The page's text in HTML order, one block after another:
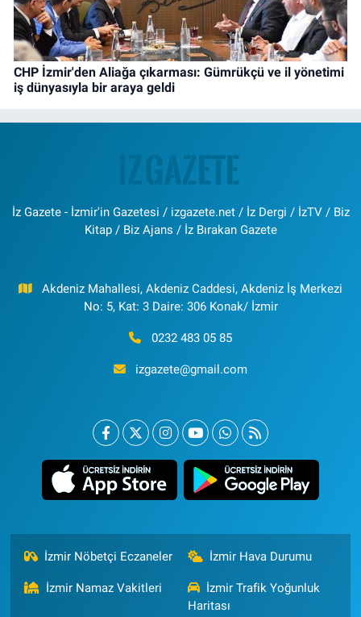
CHP İzmir'den Aliağa çıkarması: Gümrükçü ve il yönetimi
iş dünyasıyla bir araya geldi
İz Gazete - İzmir'in Gazetesi / izgazete.net / İz Dergi / İzTV / Biz
Kitap / Biz Ajans / İz Bırakan Gazete
Akdeniz Mahallesi, Akdeniz Caddesi, Akdeniz İş Merkezi
No: 5, Kat: 3 Daire: 306 Konak/ İzmir
0232 483 05 85
izgazete@gmail.com
İzmir Nöbetçi Eczaneler İzmir Hava Durumu
İzmir Namaz Vakitleri
İzmir Trafik Yoğunluk
Haritası